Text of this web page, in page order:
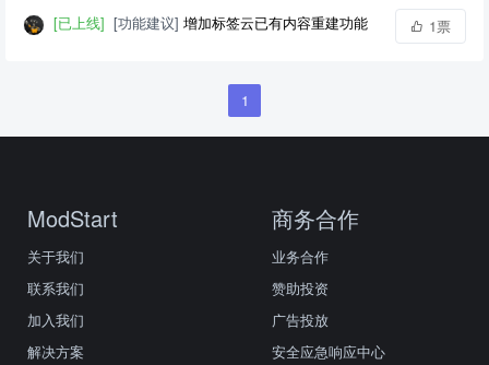
1票
[已上线] [功能建议] 增加标签云已有内容重建功能
1
ModStart
关于我们
联系我们
加入我们
解决方案
商务合作
业务合作
赞助投资
广告投放
安全应急响应中心